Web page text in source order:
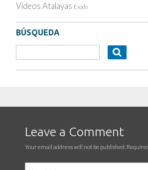
Videos Atalayas Éxodo
BÚSQUEDA
Leave a Comment
Your email address will not be published.